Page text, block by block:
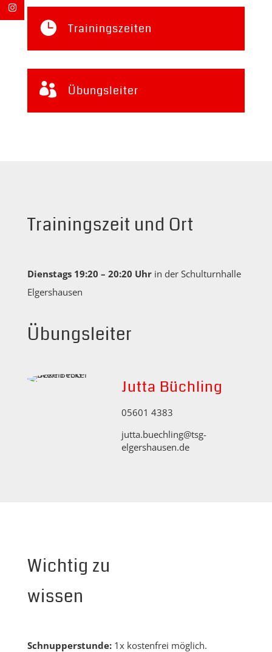
 Trainingszeiten
 Übungsleiter
Trainingszeit und Ort
Dienstags 19:20 – 20:20 Uhrin der Schulturnhalle
Elgershausen
Übungsleiter
Jutta Büchling
05601 4383
jutta.buechling@tsg-
elgershausen.de
Wichtig zu
wissen
Schnupperstunde: 1x kostenfrei möglich.